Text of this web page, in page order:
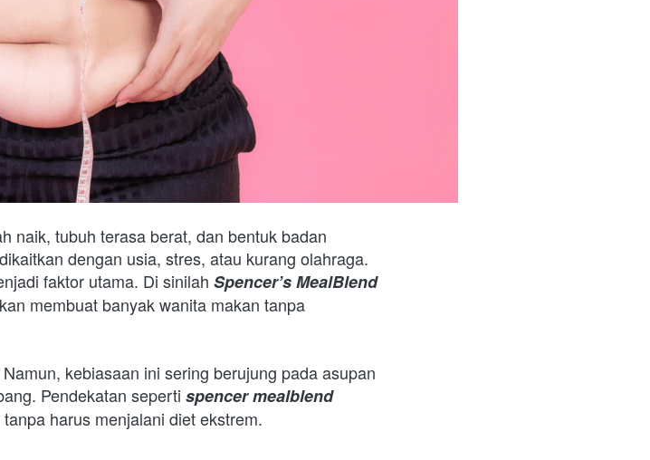
dengan usia, stres, atau kurang olahraga.
faktor utama. Di sinilah Spencer’s MealBlend
membuat banyak wanita makan tanpa
kebiasaan ini sering berujung pada asupan
Pendekatan seperti spencer mealblend
harus menjalani diet ekstrem.